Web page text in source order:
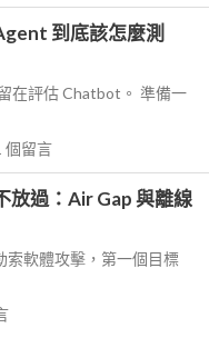
到底該怎麼測
在評估 Chatbot。 準備一
個留言
放過：Air Gap 與離線
索軟體攻擊，第一個目標